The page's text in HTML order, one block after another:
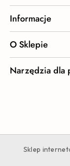
Informacje
O Sklepie
Narzędzia dla
Sklep